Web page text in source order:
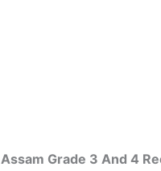
Assam Grade 3 And 4